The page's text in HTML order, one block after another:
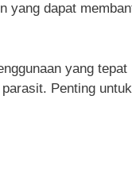
yang dapat
yang tepat
Penting untuk